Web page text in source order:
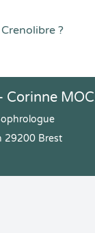
?
Corinne
29200 Brest